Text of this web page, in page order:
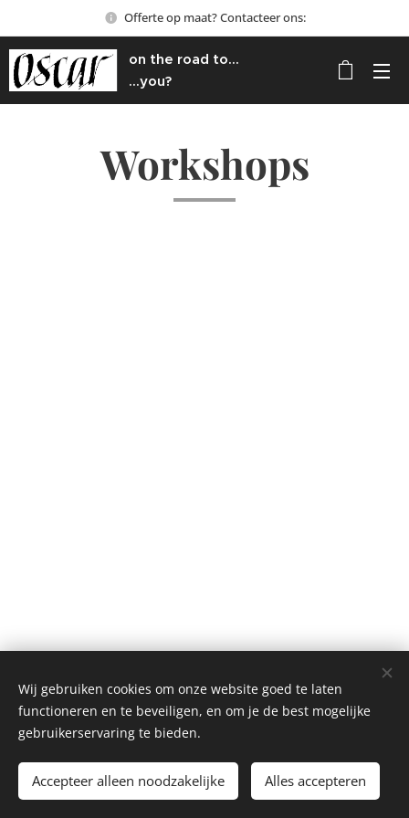
Offerte op maat? Contacteer ons:
on the road to...
...you?
Workshops
© 2026 Alle rechten voorbehouden
Cookies
Wij gebruiken cookies om onze website goed te laten
functioneren en te beveiligen, en om je de best mogelijke
gebruikerservaring te bieden.
Accepteer alleen noodzakelijke Alles accepteren